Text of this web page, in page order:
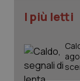
I più letti